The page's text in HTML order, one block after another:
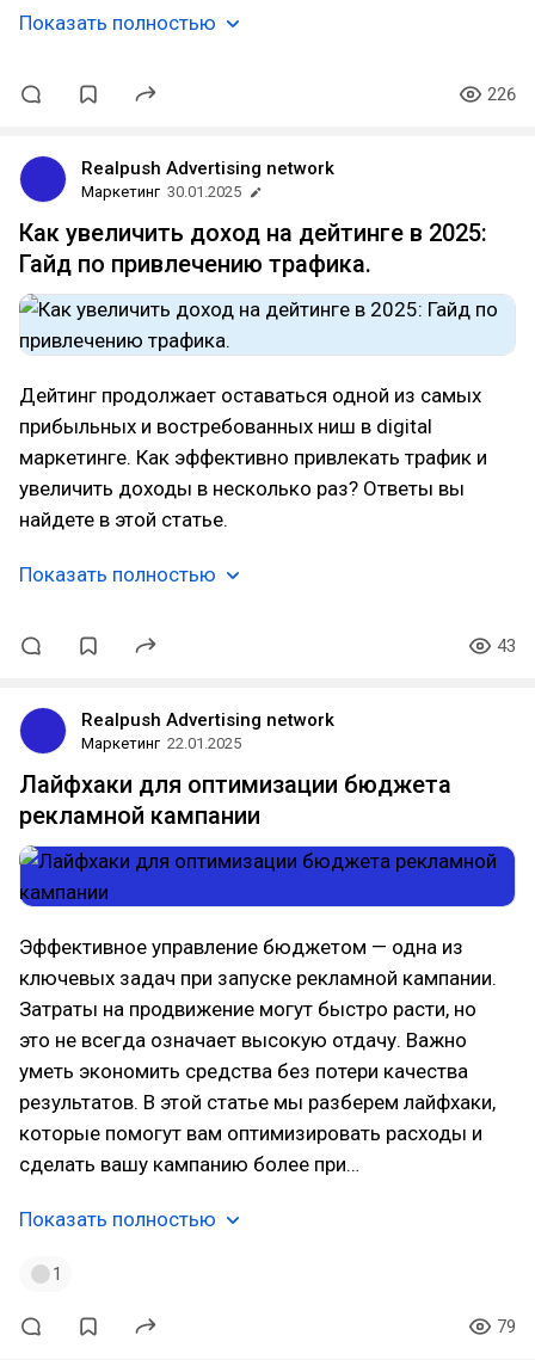
Показать полностью
226
Realpush Advertising network
Маркетинг 30.01.2025
Как увеличить доход на дейтинге в 2025:
Гайд по привлечению трафика.
Дейтинг продолжает оставаться одной из самых
прибыльных и востребованных ниш в digital
маркетинге. Как эффективно привлекать трафик и
увеличить доходы в несколько раз? Ответы вы
найдете в этой статье.
Показать полностью
43
Realpush Advertising network
Маркетинг 22.01.2025
Лайфхаки для оптимизации бюджета
рекламной кампании
Эффективное управление бюджетом — одна из
ключевых задач при запуске рекламной кампании.
Затраты на продвижение могут быстро расти, но
это не всегда означает высокую отдачу. Важно
уметь экономить средства без потери качества
результатов. В этой статье мы разберем лайфхаки,
которые помогут вам оптимизировать расходы и
сделать вашу кампанию более при…
Показать полностью
1
79